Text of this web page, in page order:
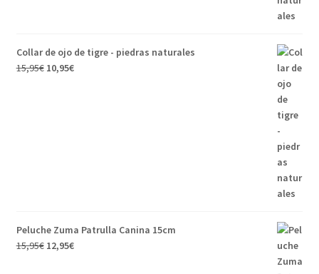
Collar de ojo de tigre - piedras naturales
15,95€ 10,95€
Peluche Zuma Patrulla Canina 15cm
15,95€ 12,95€